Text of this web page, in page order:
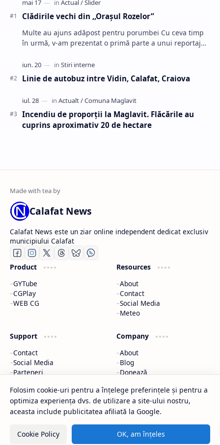
Clădirile vechi din ,,Oraşul Rozelor”
Multe au ajuns adăpost pentru porumbei Cu ceva timp
în urmă, v-am prezentat o primă parte a unui reportaj
Linie de autobuz intre Vidin, Calafat, Craiova
Incendiu de proporții la Maglavit. Flăcările au
cuprins aproximativ 20 de hectare
Calafat News
Calafat News este un ziar online independent dedicat exclusiv
municipiului Calafat
Product
GYTube
CGPlay
WEB CG
Resources
About
Contact
Social Media
Meteo
Support
Contact
Social Media
Parteneri
Company
About
Blog
Donează
© 2026‧ Calafat News ‧ All rights reserved.
Folosim cookie-uri pentru a înțelege preferințele și pentru a
optimiza experiența dvs. de utilizare a site-ului nostru,
aceasta include publicitatea afiliată la Google.
Cookie Policy OK, am înțeles